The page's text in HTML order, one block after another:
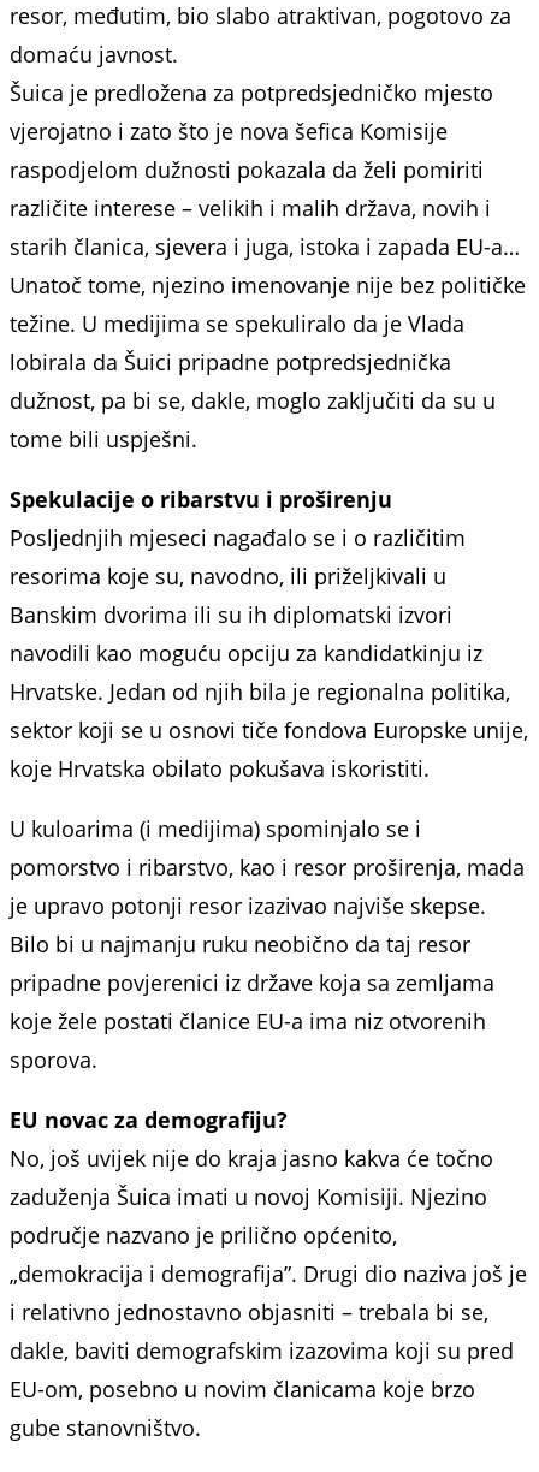
resor, međutim, bio slabo atraktivan, pogotovo za
domaću javnost.
Šuica je predložena za potpredsjedničko mjesto
vjerojatno i zato što je nova šefica Komisije
raspodjelom dužnosti pokazala da želi pomiriti
različite interese – velikih i malih država, novih i
starih članica, sjevera i juga, istoka i zapada EU-a…
Unatoč tome, njezino imenovanje nije bez političke
težine. U medijima se spekuliralo da je Vlada
lobirala da Šuici pripadne potpredsjednička
dužnost, pa bi se, dakle, moglo zaključiti da su u
tome bili uspješni.
Spekulacije o ribarstvu i proširenju
Posljednjih mjeseci nagađalo se i o različitim
resorima koje su, navodno, ili priželjkivali u
Banskim dvorima ili su ih diplomatski izvori
navodili kao moguću opciju za kandidatkinju iz
Hrvatske. Jedan od njih bila je regionalna politika,
sektor koji se u osnovi tiče fondova Europske unije,
koje Hrvatska obilato pokušava iskoristiti.
U kuloarima (i medijima) spominjalo se i
pomorstvo i ribarstvo, kao i resor proširenja, mada
je upravo potonji resor izazivao najviše skepse.
Bilo bi u najmanju ruku neobično da taj resor
pripadne povjerenici iz države koja sa zemljama
koje žele postati članice EU-a ima niz otvorenih
sporova.
EU novac za demografiju?
No, još uvijek nije do kraja jasno kakva će točno
zaduženja Šuica imati u novoj Komisiji. Njezino
područje nazvano je prilično općenito,
„demokracija i demografija”. Drugi dio naziva još je
i relativno jednostavno objasniti – trebala bi se,
dakle, baviti demografskim izazovima koji su pred
EU-om, posebno u novim članicama koje brzo
gube stanovništvo.